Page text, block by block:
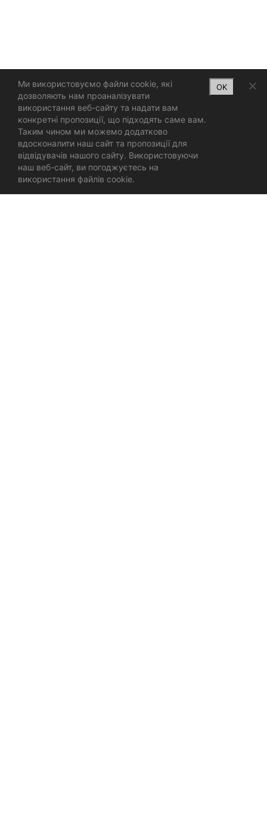
Ми використовуємо файли cookie, які
дозволяють нам проаналізувати
використання веб-сайту та надати вам
конкретні пропозиції, що підходять саме вам.
Таким чином ми можемо додатково
вдосконалити наш сайт та пропозиції для
відвідувачів нашого сайту. Використовуючи
наш веб-сайт, ви погоджуєтесь на
використання файлів cookie.
OK